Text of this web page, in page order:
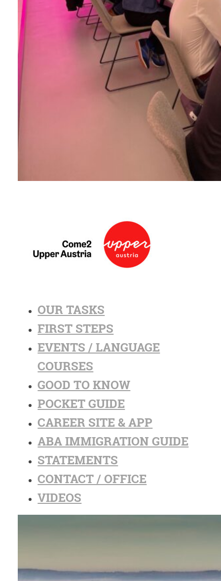
OUR TASKS
FIRST STEPS
EVENTS / LANGUAGE
COURSES
GOOD TO KNOW
POCKET GUIDE
CAREER SITE & APP
ABA IMMIGRATION GUIDE
STATEMENTS
CONTACT / OFFICE
VIDEOS